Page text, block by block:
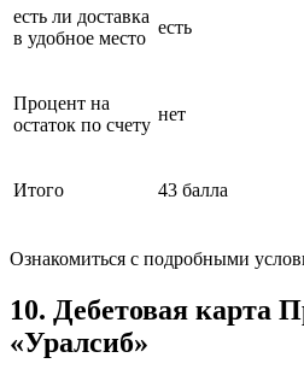
есть ли доставка
в удобное место
есть
Процент на
остаток по счету
нет
Итого 43 балла
Ознакомиться с подробными
10. Дебетовая карта
«Уралсиб»